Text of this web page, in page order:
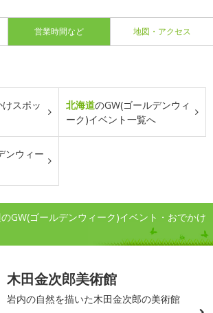
営業時間など 地図・アクセス
スポッ
北海道のGW(ゴールデンウィ
ーク)イベント一覧へ
ンウィー
GW(ゴールデンウィーク)イベント・おでかけ
木田金次郎美術館
岩内の自然を描いた木田金次郎の美術館